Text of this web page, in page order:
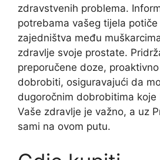
zdravstvenih problema.
potrebama vašeg tijela potiče
zajedništva među
zdravlje svoje prostate.
preporučene doze,
dobrobiti, osiguravajući da
dugoročnim dobrobitima koje
Vaše zdravlje je važno, a uz
sami na ovom putu.